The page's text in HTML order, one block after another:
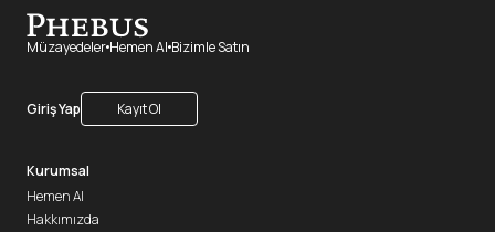
Müzayedeler Hemen Al Bizimle Satın
Giriş Yap Kayıt Ol
Kurumsal
Hemen Al
Hakkımızda